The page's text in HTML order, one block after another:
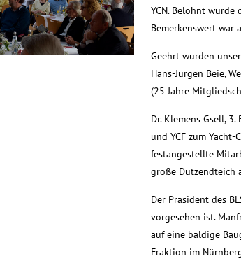
YCN. Belohnt wurde
Bemerkenswert war
Geehrt wurden
Hans-Jürgen Beie,
(25 Jahre
Dr. Klemens Gsell,
und YCF zum
festangestellte
große Dutzendteich
Der Präsident des
vorgesehen ist.
auf eine baldige
Fraktion im